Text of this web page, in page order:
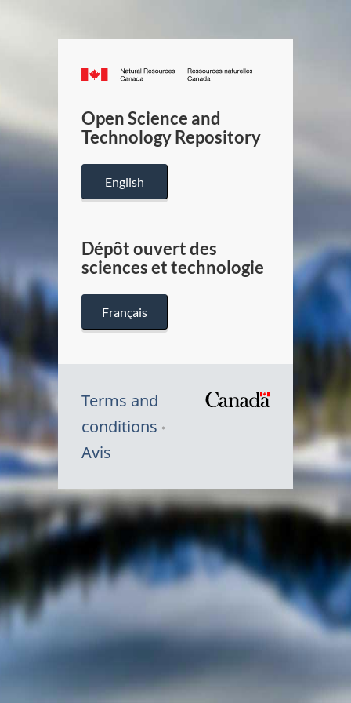
Canada.ca
/
Canada
Open Science and
Technology Repository
English
Dépôt ouvert des
sciences et technologie
Français
Terms and
conditions
Avis
Symbole
du
Canada